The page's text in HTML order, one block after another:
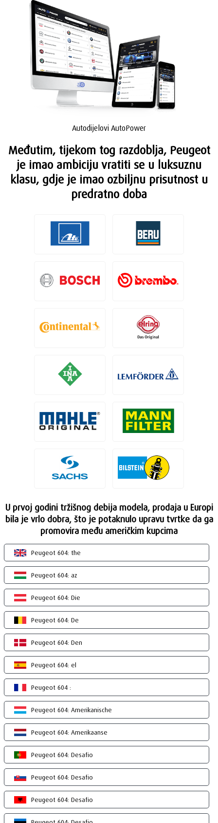
Autodijelovi AutoPower
Međutim, tijekom tog razdoblja, Peugeot
je imao ambiciju vratiti se u luksuznu
klasu, gdje je imao ozbiljnu prisutnost u
predratno doba
U prvoj godini tržišnog debija modela, prodaja u Europi
bila je vrlo dobra, što je potaknulo upravu tvrtke da ga
promovira među američkim kupcima
Peugeot 604: the
Peugeot 604: az
Peugeot 604: Die
Peugeot 604: De
Peugeot 604: Den
Peugeot 604: el
Peugeot 604 :
Peugeot 604: Amerikanische
Peugeot 604: Amerikaanse
Peugeot 604: Desafio
Peugeot 604: Desafio
Peugeot 604: Desafio